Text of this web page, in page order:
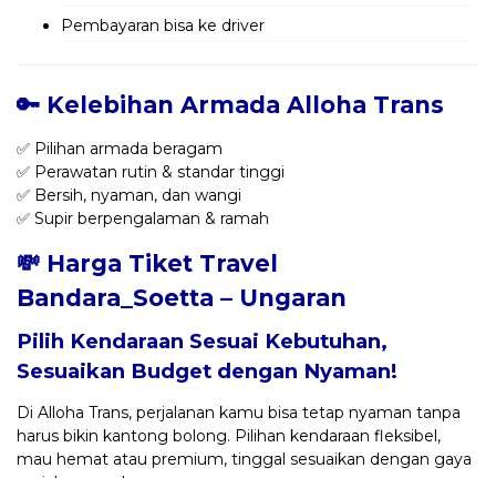
Pembayaran bisa ke driver
🔑 Kelebihan Armada Alloha Trans
✅ Pilihan armada beragam
✅ Perawatan rutin & standar tinggi
✅ Bersih, nyaman, dan wangi
✅ Supir berpengalaman & ramah
💸 Harga Tiket Travel
Bandara_Soetta – Ungaran
Pilih Kendaraan Sesuai Kebutuhan,
Sesuaikan Budget dengan Nyaman!
Di Alloha Trans, perjalanan kamu bisa tetap nyaman tanpa
harus bikin kantong bolong. Pilihan kendaraan fleksibel,
mau hemat atau premium, tinggal sesuaikan dengan gaya